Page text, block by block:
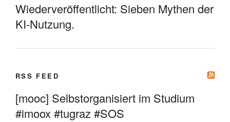
Wiederveröffentlicht: Sieben Mythen der
KI-Nutzung.
RSS FEED
[mooc] Selbstorganisiert im Studium
#imoox #tugraz #SOS